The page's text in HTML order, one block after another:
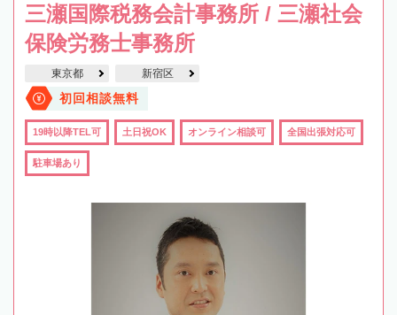
三瀬国際税務会計事務所 / 三瀬社会
保険労務士事務所
東京都 新宿区
初回相談無料
19時以降TEL可 土日祝OK オンライン相談可 全国出張対応可
駐車場あり